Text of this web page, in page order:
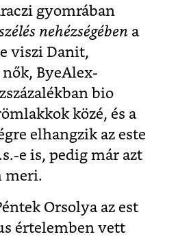
gyomrában
nehézségében a
viszi Danit,
ByeAlex-
bio
közé, és a
elhangzik az este
e is, pedig már azt
meri.
Orsolya az est
értelemben vett